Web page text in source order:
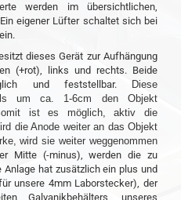
werden im übersichtlichen,
eigener Lüfter schaltet sich bei
dieses Gerät zur Aufhängung
(+rot), links und rechts. Beide
und feststellbar.
Diese
um ca. 1-6cm den Objekt
ist es möglich, aktiv die
die Anode weiter an das Objekt
wird sie weiter weggenommen
Mitte (-minus), werden die zu
Anlage hat zusätzlich ein plus und
unsere 4mm Laborstecker), der
Galvanikbehälters, unseres